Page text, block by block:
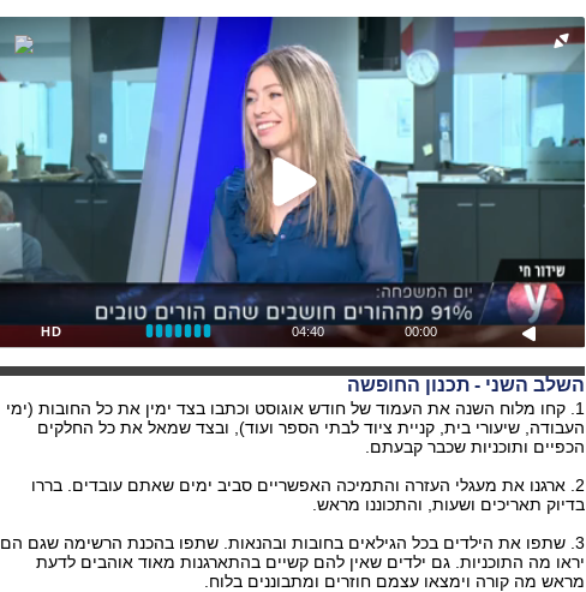
00:00
04:40
HD
השלב השני - תכנון החופשה
1. קחו מלוח השנה את העמוד של חודש אוגוסט וכתבו בצד ימין את כל החובות (ימי
העבודה, שיעורי בית, קניית ציוד לבתי הספר ועוד), ובצד שמאל את כל החלקים
הכפיים ותוכניות שכבר קבעתם.
2. ארגנו את מעגלי העזרה והתמיכה האפשריים סביב ימים שאתם עובדים. בררו
בדיוק תאריכים ושעות, והתכוננו מראש.
3. שתפו את הילדים בכל הגילאים בחובות ובהנאות. שתפו בהכנת הרשימה שגם הם
יראו מה התוכניות. גם ילדים שאין להם קשיים בהתארגנות מאוד אוהבים לדעת
מראש מה קורה וימצאו עצמם חוזרים ומתבוננים בלוח.